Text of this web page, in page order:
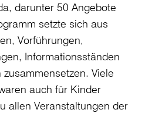
darunter 50 Angebote
setzte sich aus
Vorführungen,
Informationsständen
Viele
auch für Kinder
allen Veranstaltungen der